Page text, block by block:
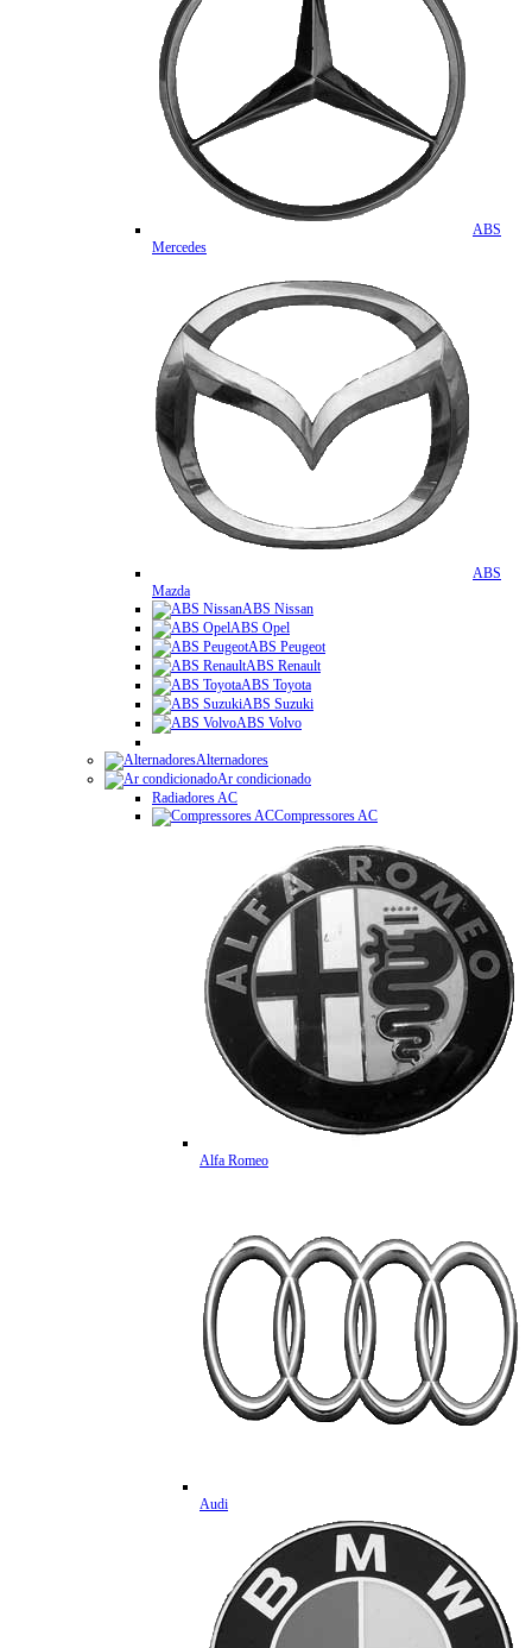
ABS
Mercedes
ABS
Mazda
ABS Nissan
ABS Opel
ABS Peugeot
ABS Renault
ABS Toyota
ABS Suzuki
ABS Volvo
Alternadores
Ar condicionado
Radiadores AC
Compressores AC
Alfa Romeo
Audi